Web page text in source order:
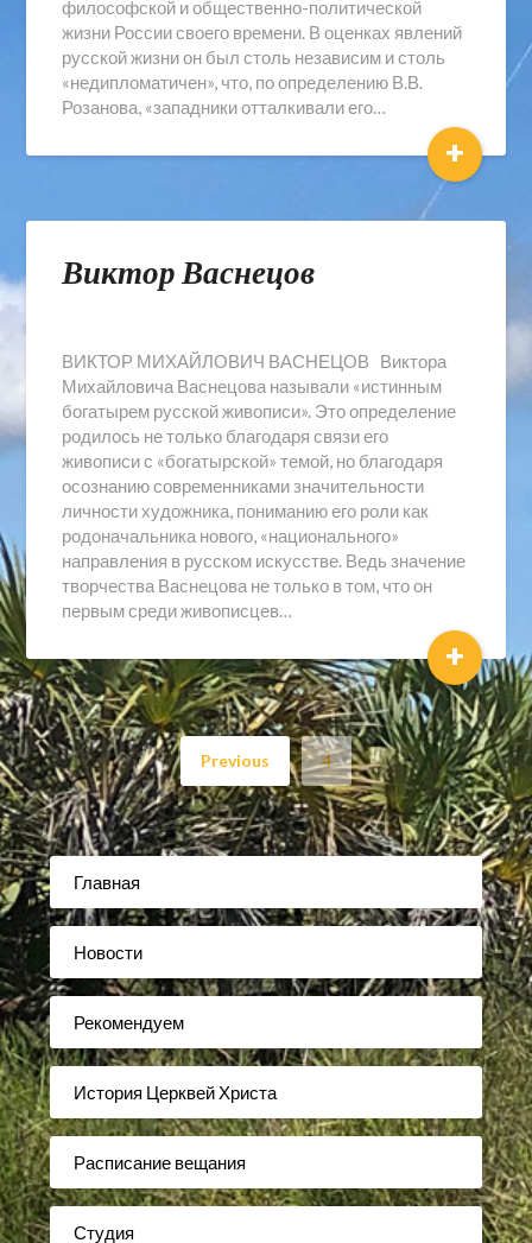
философской и общественно-политической
жизни России своего времени. В оценках явлений
русской жизни он был столь независим и столь
«недипломатичен», что, по определению В.В.
Розанова, «западники отталкивали его…
+
Виктор Васнецов
ВИКТОР МИХАЙЛОВИЧ ВАСНЕЦОВ Виктора
Михайловича Васнецова называли «истинным
богатырем русской живописи». Это определение
родилось не только благодаря связи его
живописи с «богатырской» темой, но благодаря
осознанию современниками значительности
личности художника, пониманию его роли как
родоначальника нового, «национального»
направления в русском искусстве. Ведь значение
творчества Васнецова не только в том, что он
первым среди живописцев…
+
Previous 4
Главная
Новости
Рекомендуем
История Церквей Христа
Расписание вещания
Студия